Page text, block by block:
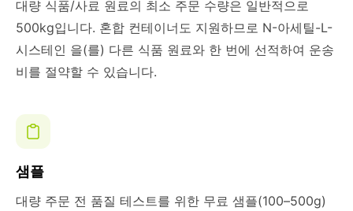
대량 식품/사료 원료의 최소 주문 수량은 일반적으로
500kg입니다. 혼합 컨테이너도 지원하므로 N-아세틸-L-
시스테인 을(를) 다른 식품 원료와 한 번에 선적하여 운송
비를 절약할 수 있습니다.
샘플
대량 주문 전 품질 테스트를 위한 무료 샘플(100–500g)